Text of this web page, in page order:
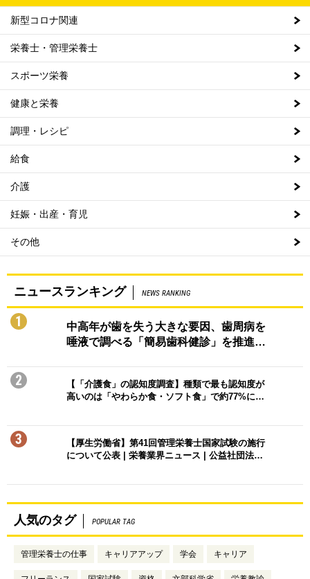
新型コロナ関連
栄養士・管理栄養士
スポーツ栄養
健康と栄養
調理・レシピ
給食
介護
妊娠・出産・育児
その他
ニュースランキング NEWS RANKING
1
中高年が歯を失う大きな要因、歯周病を
唾液で調べる「簡易歯科健診」を推進…
2
【「介護食」の認知度調査】種類で最も認知度が
高いのは「やわらか食・ソフト食」で約77%に…
3
【厚生労働省】第41回管理栄養士国家試験の施行
について公表 | 栄養業界ニュース | 公益社団法…
人気のタグ POPULAR TAG
管理栄養士の仕事 キャリアアップ 学会 キャリア